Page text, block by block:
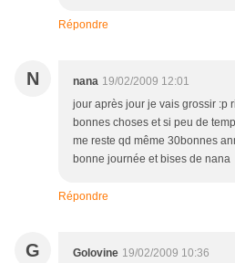
Répondre
N nana 19/02/2009 12:01
jour après jour je vais grossir :p
bonnes choses et si peu de
me reste qd même 30bonnes
bonne journée et bises de nana
Répondre
G Golovine 19/02/2009 10:36